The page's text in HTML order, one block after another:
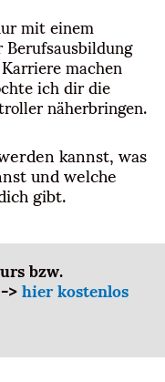
mit einem
machen
ich dir die
näherbringen.
kannst, was
und welche
gibt.
bzw.
>hier kostenlos